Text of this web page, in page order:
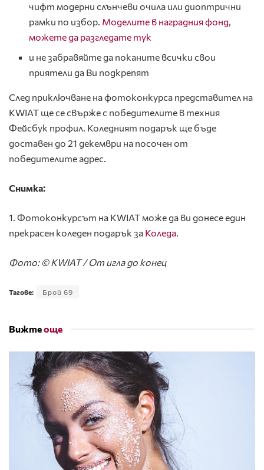
чифт модерни слънчеви очила или диоптрични
рамки по избор. Моделите в наградния фонд,
можете да разгледате тук
и не забравяйте да поканите всички свои
приятели да Ви подкрепят
След приключване на фотоконкурса представител на
KWIAT ще се свърже с победителите в техния
Фейсбук профил. Коледният подарък ще бъде
доставен до 21 декември на посочен от
победителите адрес.
Снимка:
1. Фотоконкурсът на KWIAT може да ви донесе един
прекрасен коледен подарък за Коледа.
Фото: © KWIAT / От игла до конец
Тагове: Брой 69
Вижтеоще